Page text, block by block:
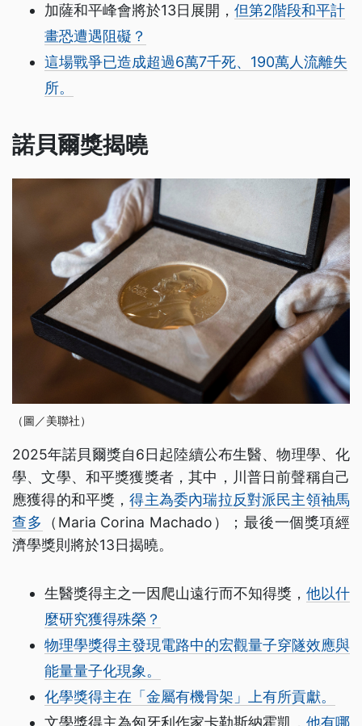
加薩和平峰會將於13日展開， 但第2階段和平計
畫恐遭遇阻礙？
這場戰爭已造成超過6萬7千死、190萬人流離失
所。
諾貝爾獎揭曉
（圖／美聯社）
2025年諾貝爾獎自6日起陸續公布生醫、物理學、化
學、文學、和平獎獲獎者，其中，川普日前聲稱自己
應獲得的和平獎，得主為委內瑞拉反對派民主領袖馬
查多
（Maria Corina Machado）；最後一個獎項經
濟學獎則將於13日揭曉。
生醫獎得主之一因爬山遠行而不知得獎， 他以什
麼研究獲得殊榮？
物理學獎得主發現電路中的宏觀量子穿隧效應與
能量量子化現象。
化學獎得主在「金屬有機骨架」上有所貢獻。
文學獎得主為匈牙利作家卡勒斯納霍凱， 他有哪